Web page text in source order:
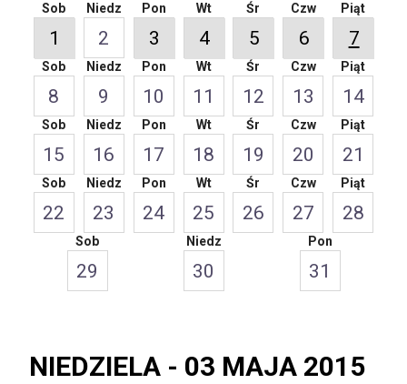
Sob
1
Niedz
2
Pon
3
Wt
4
Śr
5
Czw
6
Piąt
7
Sob
8
Niedz
9
Pon
10
Wt
11
Śr
12
Czw
13
Piąt
14
Sob
15
Niedz
16
Pon
17
Wt
18
Śr
19
Czw
20
Piąt
21
Sob
22
Niedz
23
Pon
24
Wt
25
Śr
26
Czw
27
Piąt
28
Sob
29
Niedz
30
Pon
31
NIEDZIELA - 03 MAJA 2015